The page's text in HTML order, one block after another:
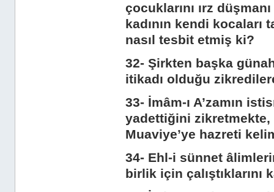
çocuklarını ırz
kadının kendi kocaları
nasıl tesbit etmiş ki?
32- Şirkten başka
itikadı olduğu
33- İmâm-ı A’zamın
yadettiğini
Muaviye’ye hazreti
34- Ehl-i sünnet
birlik için çalıştıklarını